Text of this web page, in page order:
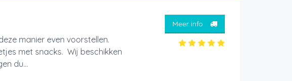
manier even voorstellen.
met snacks. Wij beschikken
du...
Meer info